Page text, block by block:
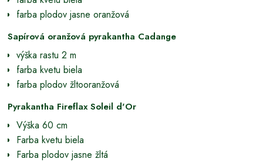
farba plodov jasne oranžová
Sapírová oranžová pyrakantha Cadange
výška rastu 2 m
farba kvetu biela
farba plodov žltooranžová
Pyrakantha Fireflax Soleil d'Or
Výška 60 cm
Farba kvetu biela
Farba plodov jasne žltá